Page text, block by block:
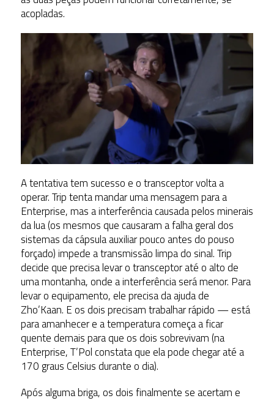
acopladas.
A tentativa tem sucesso e o transceptor volta a
operar. Trip tenta mandar uma mensagem para a
Enterprise, mas a interferência causada pelos minerais
da lua (os mesmos que causaram a falha geral dos
sistemas da cápsula auxiliar pouco antes do pouso
forçado) impede a transmissão limpa do sinal. Trip
decide que precisa levar o transceptor até o alto de
uma montanha, onde a interferência será menor. Para
levar o equipamento, ele precisa da ajuda de
Zho’Kaan. E os dois precisam trabalhar rápido — está
para amanhecer e a temperatura começa a ficar
quente demais para que os dois sobrevivam (na
Enterprise, T’Pol constata que ela pode chegar até a
170 graus Celsius durante o dia).
Após alguma briga, os dois finalmente se acertam e